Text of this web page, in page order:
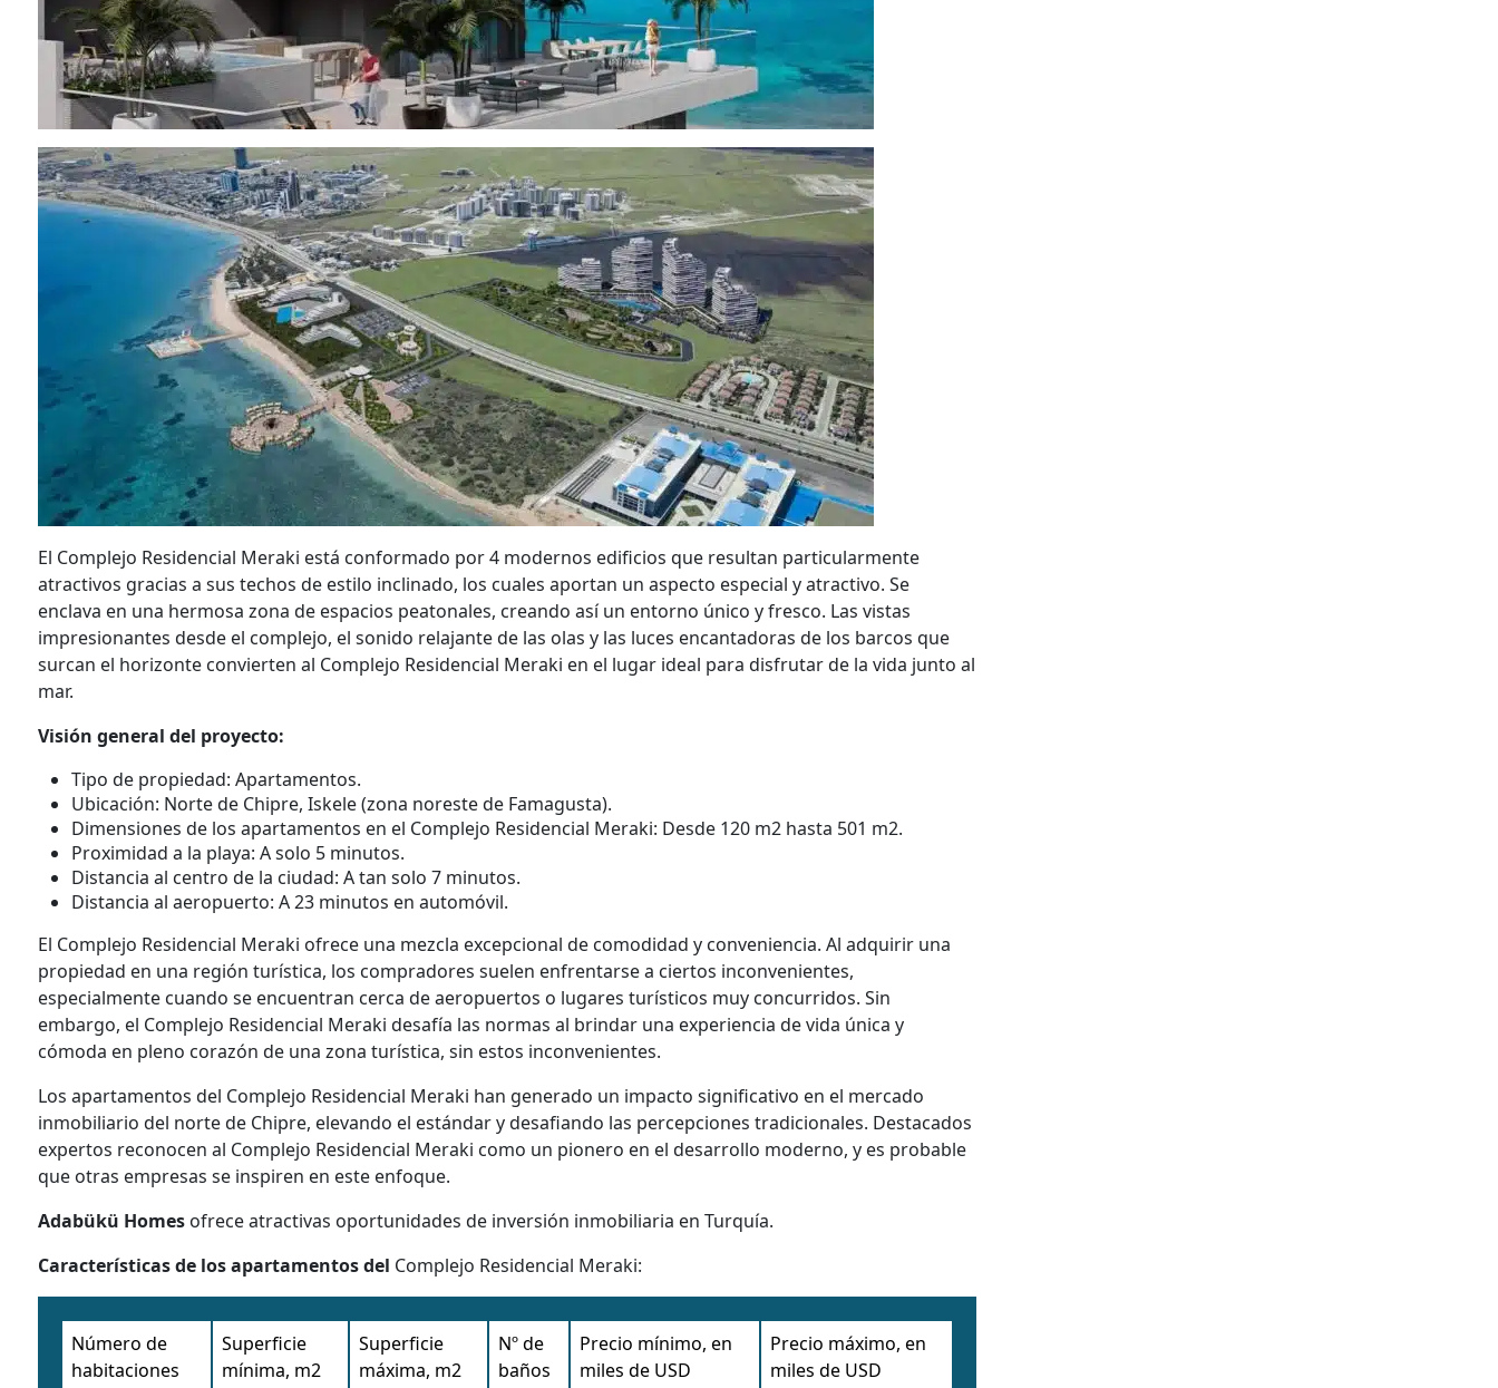
El Complejo Residencial Meraki está conformado por 4 modernos edificios que resultan particularmente
atractivos gracias a sus techos de estilo inclinado, los cuales aportan un aspecto especial y atractivo. Se
enclava en una hermosa zona de espacios peatonales, creando así un entorno único y fresco. Las vistas
impresionantes desde el complejo, el sonido relajante de las olas y las luces encantadoras de los barcos que
surcan el horizonte convierten al Complejo Residencial Meraki en el lugar ideal para disfrutar de la vida junto al
mar.
Visión general del proyecto:
Tipo de propiedad: Apartamentos.
Ubicación: Norte de Chipre, Iskele (zona noreste de Famagusta).
Dimensiones de los apartamentos en el Complejo Residencial Meraki: Desde 120 m2 hasta 501 m2.
Proximidad a la playa: A solo 5 minutos.
Distancia al centro de la ciudad: A tan solo 7 minutos.
Distancia al aeropuerto: A 23 minutos en automóvil.
El Complejo Residencial Meraki ofrece una mezcla excepcional de comodidad y conveniencia. Al adquirir una
propiedad en una región turística, los compradores suelen enfrentarse a ciertos inconvenientes,
especialmente cuando se encuentran cerca de aeropuertos o lugares turísticos muy concurridos. Sin
embargo, el Complejo Residencial Meraki desafía las normas al brindar una experiencia de vida única y
cómoda en pleno corazón de una zona turística, sin estos inconvenientes.
Los apartamentos del Complejo Residencial Meraki han generado un impacto significativo en el mercado
inmobiliario del norte de Chipre, elevando el estándar y desafiando las percepciones tradicionales. Destacados
expertos reconocen al Complejo Residencial Meraki como un pionero en el desarrollo moderno, y es probable
que otras empresas se inspiren en este enfoque.
Adabükü Homes ofrece atractivas oportunidades de inversión inmobiliaria en Turquía.
Características de los apartamentos del Complejo Residencial Meraki:
Número de
habitaciones
Superficie
mínima, m2
Superficie
máxima, m2
Nº de
baños
Precio mínimo, en
miles de USD
Precio máximo, en
miles de USD